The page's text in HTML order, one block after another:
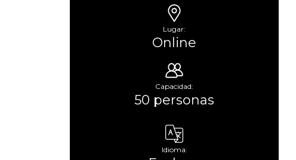
Lugar:
Online
Capacidad:
50 personas
Idioma: